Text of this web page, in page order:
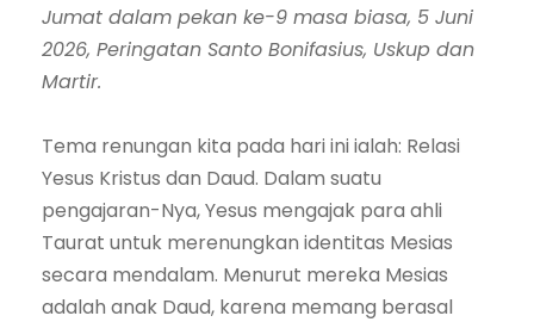
Jumat dalam pekan ke-9 masa biasa, 5 Juni
2026, Peringatan Santo Bonifasius, Uskup dan
Martir.
Tema renungan kita pada hari ini ialah: Relasi
Yesus Kristus dan Daud. Dalam suatu
pengajaran-Nya, Yesus mengajak para ahli
Taurat untuk merenungkan identitas Mesias
secara mendalam. Menurut mereka Mesias
adalah anak Daud, karena memang berasal